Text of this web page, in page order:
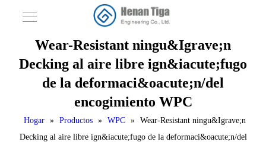
Wear-Resistant ningu&Igrave;n
Decking al aire libre ign&iacute;fugo
de la deformaci&oacute;n/del
encogimiento WPC
Hogar » Productos » WPC » Wear-Resistant ningu&Igrave;n
Decking al aire libre ign&iacute;fugo de la deformaci&oacute;n/del